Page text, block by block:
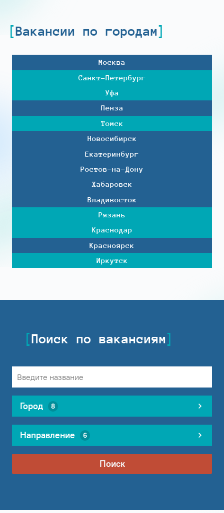
Вакансии по городам
Москва
Санкт-Петербург
Уфа
Пенза
Томск
Новосибирск
Екатеринбург
Ростов-на-Дону
Хабаровск
Владивосток
Рязань
Краснодар
Красноярск
Иркутск
Поиск по вакансиям
Город 8
Направление 6
Поиск